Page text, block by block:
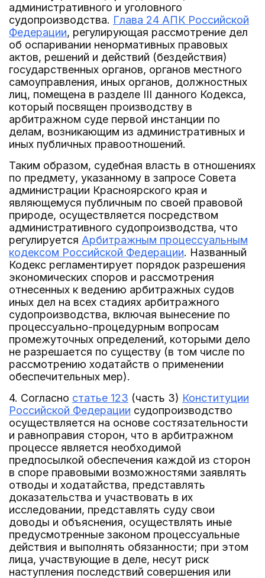
административного и уголовного
судопроизводства. Глава 24 АПК Российской
Федерации, регулирующая рассмотрение дел
об оспаривании ненормативных правовых
актов, решений и действий (бездействия)
государственных органов, органов местного
самоуправления, иных органов, должностных
лиц, помещена в разделе III данного Кодекса,
который посвящен производству в
арбитражном суде первой инстанции по
делам, возникающим из административных и
иных публичных правоотношений.
Таким образом, судебная власть в отношениях
по предмету, указанному в запросе Совета
администрации Красноярского края и
являющемуся публичным по своей правовой
природе, осуществляется посредством
административного судопроизводства, что
регулируется Арбитражным процессуальным
кодексом Российской Федерации. Названный
Кодекс регламентирует порядок разрешения
экономических споров и рассмотрения
отнесенных к ведению арбитражных судов
иных дел на всех стадиях арбитражного
судопроизводства, включая вынесение по
процессуально-процедурным вопросам
промежуточных определений, которыми дело
не разрешается по существу (в том числе по
рассмотрению ходатайств о применении
обеспечительных мер).
4. Согласно статье 123 (часть 3) Конституции
Российской Федерации судопроизводство
осуществляется на основе состязательности
и равноправия сторон, что в арбитражном
процессе является необходимой
предпосылкой обеспечения каждой из сторон
в споре правовыми возможностями заявлять
отводы и ходатайства, представлять
доказательства и участвовать в их
исследовании, представлять суду свои
доводы и объяснения, осуществлять иные
предусмотренные законом процессуальные
действия и выполнять обязанности; при этом
лица, участвующие в деле, несут риск
наступления последствий совершения или